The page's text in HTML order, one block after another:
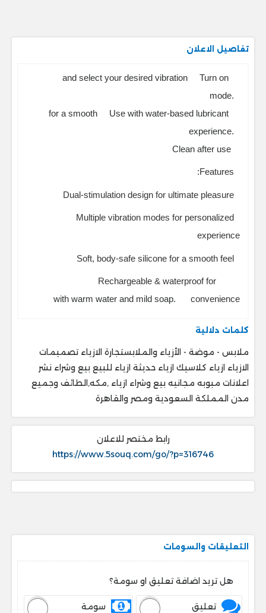
تفاصيل الاعلان
Turn on
and select your desired vibration
mode.
Use with water-based lubricant
for a smooth
experience.
Clean after use
Features:
Dual-stimulation design for ultimate pleasure
Multiple vibration modes for personalized
experience
Soft, body-safe silicone for a smooth feel
Rechargeable & waterproof for
convenience
with warm water and mild soap.
كلمات دلالية
ملابس - موضة - الأزياء والملابستجارة الازياء تصميمات
الازياء ازياء كلاسيك ازياء حديثة ازياء للبيع بيع وشراء نشر
اعلانات مبوبه مجانيه بيع وشراء ازياء ,مكه,الطائف وجميع
مدن المملكة السعودية ومصر والقاهرة
رابط مختصر للاعلان
https://www.5souq.com/go/?p=316746
التعليقات والسومات
هل تريد اضافة تعليق او سومة؟
تعليق سومة